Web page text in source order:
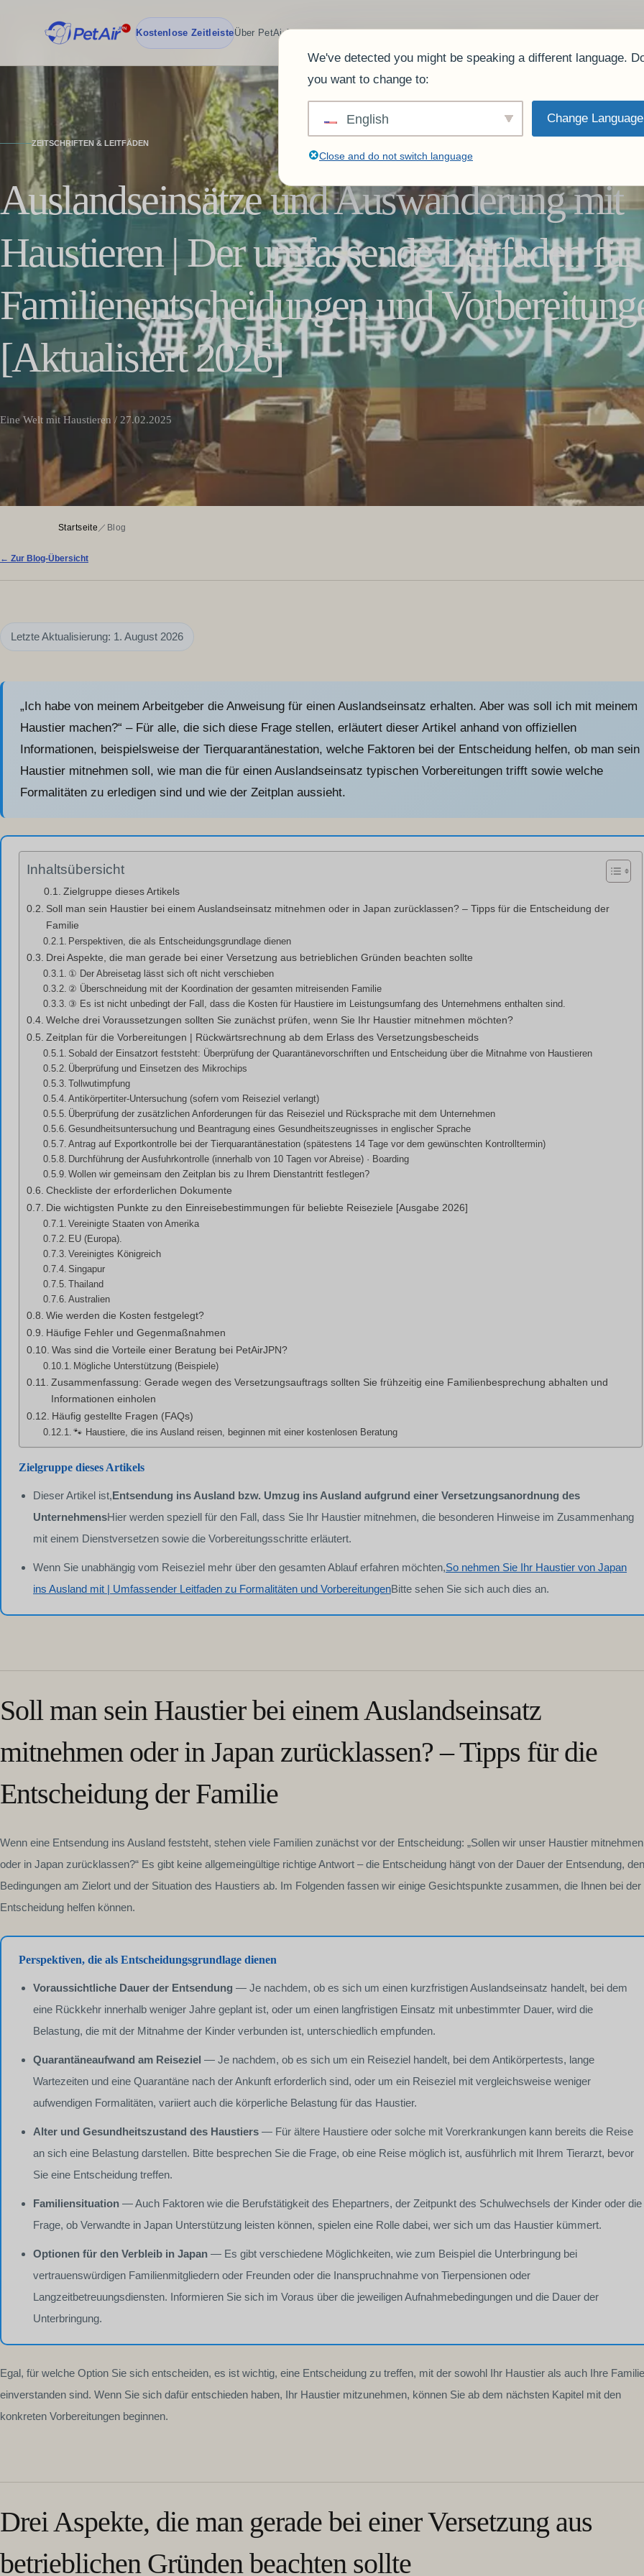
Kostenlose ZeitleisteÜber PetAirJPNTeamDienstleistungAnklagen.Was unsere Kunden sagen.FAQBlogProfil des
ZEITSCHRIFTEN & LEITFÄDEN
Auslandseinsätze und Auswanderung mit
Haustieren | Der umfassende Leitfaden für
Familienentscheidungen und
[Aktualisiert 2026]
Eine Welt mit Haustieren / 27.02.2025
Startseite ／ Blog
← Zur Blog-Übersicht
Letzte Aktualisierung: 1. August 2026
„Ich habe von meinem Arbeitgeber die Anweisung für einen Auslandseinsatz erhalten. Aber was soll ich mit meinem
Haustier machen?“ – Für alle, die sich diese Frage stellen, erläutert dieser Artikel anhand von offiziellen
Informationen, beispielsweise der Tierquarantänestation, welche Faktoren bei der Entscheidung helfen, ob man sein
Haustier mitnehmen soll, wie man die für einen Auslandseinsatz typischen Vorbereitungen trifft sowie welche
Formalitäten zu erledigen sind und wie der Zeitplan aussieht.
Inhaltsübersicht
Zielgruppe dieses Artikels
Soll man sein Haustier bei einem Auslandseinsatz mitnehmen oder in Japan zurücklassen? – Tipps für die Entscheidung der
Familie
Perspektiven, die als Entscheidungsgrundlage dienen
Drei Aspekte, die man gerade bei einer Versetzung aus betrieblichen Gründen beachten sollte
① Der Abreisetag lässt sich oft nicht verschieben
② Überschneidung mit der Koordination der gesamten mitreisenden Familie
③ Es ist nicht unbedingt der Fall, dass die Kosten für Haustiere im Leistungsumfang des Unternehmens enthalten sind.
Welche drei Voraussetzungen sollten Sie zunächst prüfen, wenn Sie Ihr Haustier mitnehmen möchten?
Zeitplan für die Vorbereitungen | Rückwärtsrechnung ab dem Erlass des Versetzungsbescheids
Sobald der Einsatzort feststeht: Überprüfung der Quarantänevorschriften und Entscheidung über die Mitnahme von Haustieren
Überprüfung und Einsetzen des Mikrochips
Tollwutimpfung
Antikörpertiter-Untersuchung (sofern vom Reiseziel verlangt)
Überprüfung der zusätzlichen Anforderungen für das Reiseziel und Rücksprache mit dem Unternehmen
Gesundheitsuntersuchung und Beantragung eines Gesundheitszeugnisses in englischer Sprache
Antrag auf Exportkontrolle bei der Tierquarantänestation (spätestens 14 Tage vor dem gewünschten Kontrolltermin)
Durchführung der Ausfuhrkontrolle (innerhalb von 10 Tagen vor Abreise) · Boarding
Wollen wir gemeinsam den Zeitplan bis zu Ihrem Dienstantritt festlegen?
Checkliste der erforderlichen Dokumente
Die wichtigsten Punkte zu den Einreisebestimmungen für beliebte Reiseziele [Ausgabe 2026]
Vereinigte Staaten von Amerika
EU (Europa).
Vereinigtes Königreich
Singapur
Thailand
Australien
Wie werden die Kosten festgelegt?
Häufige Fehler und Gegenmaßnahmen
Was sind die Vorteile einer Beratung bei PetAirJPN?
Mögliche Unterstützung (Beispiele)
Zusammenfassung: Gerade wegen des Versetzungsauftrags sollten Sie frühzeitig eine Familienbesprechung abhalten und
Informationen einholen
Häufig gestellte Fragen (FAQs)
🐾 Haustiere, die ins Ausland reisen, beginnen mit einer kostenlosen Beratung
Zielgruppe dieses Artikels
Dieser Artikel ist,Entsendung ins Ausland bzw. Umzug ins Ausland aufgrund einer Versetzungsanordnung des
UnternehmensHier werden speziell für den Fall, dass Sie Ihr Haustier mitnehmen, die besonderen Hinweise im Zusammenhang
mit einem Dienstversetzen sowie die Vorbereitungsschritte erläutert.
Wenn Sie unabhängig vom Reiseziel mehr über den gesamten Ablauf erfahren möchten,So nehmen Sie Ihr Haustier von Japan
ins Ausland mit | Umfassender Leitfaden zu Formalitäten und VorbereitungenBitte sehen Sie sich auch dies an.
Soll man sein Haustier bei einem Auslandseinsatz
mitnehmen oder in Japan zurücklassen? – Tipps für die
Entscheidung der Familie
Wenn eine Entsendung ins Ausland feststeht, stehen viele Familien zunächst vor der Entscheidung: „Sollen wir unser Haustier mitnehmen
oder in Japan zurücklassen?“ Es gibt keine allgemeingültige richtige Antwort – die Entscheidung hängt von der Dauer der Entsendung, den
Bedingungen am Zielort und der Situation des Haustiers ab. Im Folgenden fassen wir einige Gesichtspunkte zusammen, die Ihnen bei der
Entscheidung helfen können.
Perspektiven, die als Entscheidungsgrundlage dienen
Voraussichtliche Dauer der Entsendung — Je nachdem, ob es sich um einen kurzfristigen Auslandseinsatz handelt, bei dem
eine Rückkehr innerhalb weniger Jahre geplant ist, oder um einen langfristigen Einsatz mit unbestimmter Dauer, wird die
Belastung, die mit der Mitnahme der Kinder verbunden ist, unterschiedlich empfunden.
Quarantäneaufwand am Reiseziel — Je nachdem, ob es sich um ein Reiseziel handelt, bei dem Antikörpertests, lange
Wartezeiten und eine Quarantäne nach der Ankunft erforderlich sind, oder um ein Reiseziel mit vergleichsweise weniger
aufwendigen Formalitäten, variiert auch die körperliche Belastung für das Haustier.
Alter und Gesundheitszustand des Haustiers — Für ältere Haustiere oder solche mit Vorerkrankungen kann bereits die Reise
an sich eine Belastung darstellen. Bitte besprechen Sie die Frage, ob eine Reise möglich ist, ausführlich mit Ihrem Tierarzt, bevor
Sie eine Entscheidung treffen.
Familiensituation — Auch Faktoren wie die Berufstätigkeit des Ehepartners, der Zeitpunkt des Schulwechsels der Kinder oder die
Frage, ob Verwandte in Japan Unterstützung leisten können, spielen eine Rolle dabei, wer sich um das Haustier kümmert.
Optionen für den Verbleib in Japan — Es gibt verschiedene Möglichkeiten, wie zum Beispiel die Unterbringung bei
vertrauenswürdigen Familienmitgliedern oder Freunden oder die Inanspruchnahme von Tierpensionen oder
Langzeitbetreuungsdiensten. Informieren Sie sich im Voraus über die jeweiligen Aufnahmebedingungen und die Dauer der
Unterbringung.
Egal, für welche Option Sie sich entscheiden, es ist wichtig, eine Entscheidung zu treffen, mit der sowohl Ihr Haustier als auch Ihre Familie
einverstanden sind. Wenn Sie sich dafür entschieden haben, Ihr Haustier mitzunehmen, können Sie ab dem nächsten Kapitel mit den
konkreten Vorbereitungen beginnen.
Drei Aspekte, die man gerade bei einer Versetzung aus
betrieblichen Gründen beachten sollte
We've detected you might be speaking a different language.
you want to change to:
English Change Language
Close and do not switch language